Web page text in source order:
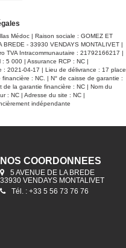
Médoc | Raison sociale : GOMEZ ET
- 33930 VENDAYS MONTALIVET |
TVA Intracommunautaire : 21792166217 |
5 000 | Assurance RCP : NC |
2021-04-17 | Lieu de délivrance : 17 place
: NC. | N° de caisse de garantie :
de la garantie financière : NC | Nom du
: NC | Adresse du site : NC |
indépendante
NOS COORDONNÉES
5 AVENUE DE LA BREDE
33930 VENDAYS MONTALIVET
Tél. : +33 5 56 73 76 76